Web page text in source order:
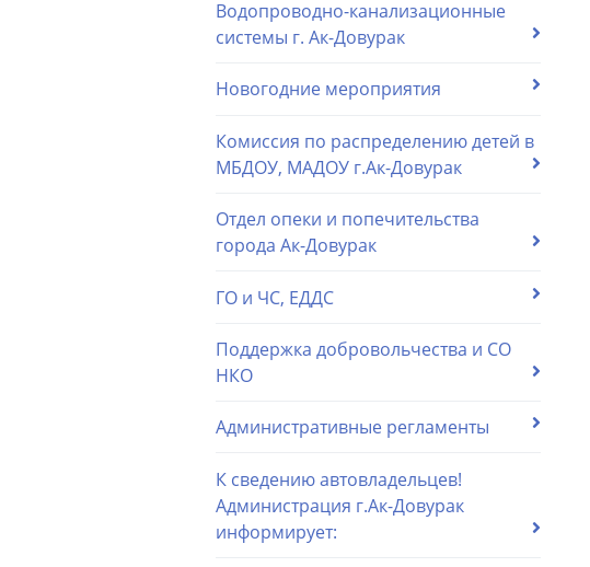
Водопроводно-канализационные
системы г. Ак-Довурак
Новогодние мероприятия
Комиссия по распределению детей в
МБДОУ, МАДОУ г.Ак-Довурак
Отдел опеки и попечительства
города Ак-Довурак
ГО и ЧС, ЕДДС
Поддержка добровольчества и СО
НКО
Административные регламенты
К сведению автовладельцев!
Администрация г.Ак-Довурак
информирует: